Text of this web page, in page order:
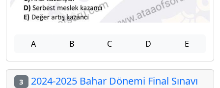
A B C D E
3 2024-2025 Bahar Dönemi Final Sınavı